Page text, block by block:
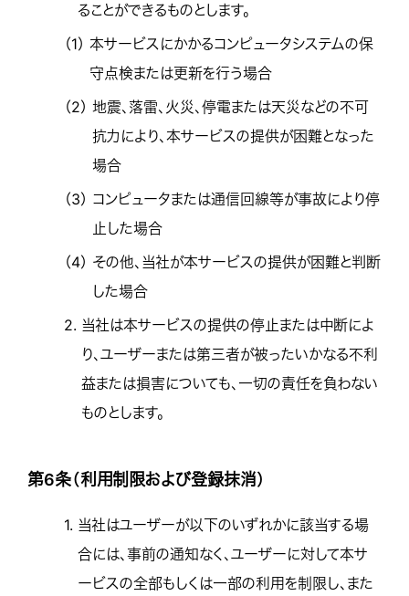
ることができるものとします。
（1） 本サービスにかかるコンピュータシステムの保
守点検または更新を行う場合
（2） 地震、落雷、火災、停電または天災などの不可
抗力により、本サービスの提供が困難となった
場合
（3） コンピュータまたは通信回線等が事故により停
止した場合
（4） その他、当社が本サービスの提供が困難と判断
した場合
2. 当社は本サービスの提供の停止または中断によ
り、ユーザーまたは第三者が被ったいかなる不利
益または損害についても、一切の責任を負わない
ものとします。
第6条（利用制限および登録抹消）
1. 当社はユーザーが以下のいずれかに該当する場
合には、事前の通知なく、ユーザーに対して本サ
ービスの全部もしくは一部の利用を制限し、また